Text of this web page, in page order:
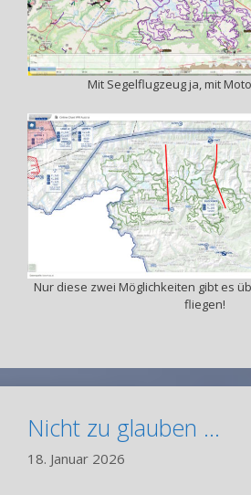
Mit Segelflugzeug ja, mit
Nur diese zwei Möglichkeiten gibt es
fliegen!
Nicht zu glauben …
18. Januar 2026